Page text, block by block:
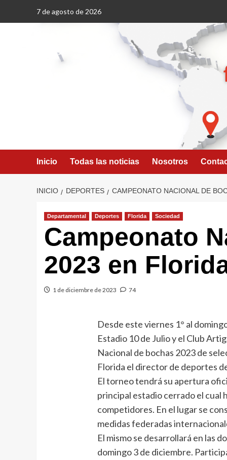
7 de agosto de 2026
Inicio Todas las noticias Nosotros
INICIO DEPORTES CAMPEONATO NACIONAL DE
Departamental Deportes Florida Sociedad
Campeonato
2023 en
1 de diciembre de 2023 74
Desde este viernes 1° al
Estadio 10 de Julio y el Club
Nacional de bochas 2023 de
Florida el director de deportes
El torneo tendrá su apertura
principal estadio cerrado el cual
competidores. En el lugar se
medidas federadas
El mismo se desarrollará en las
domingo 3 de diciembre.